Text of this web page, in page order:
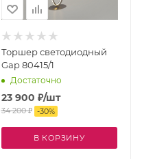
Торшер светодиодный
Gap 80415/1
Достаточно
23 900 ₽/шт
34 200₽ -30%
В КОРЗИНУ